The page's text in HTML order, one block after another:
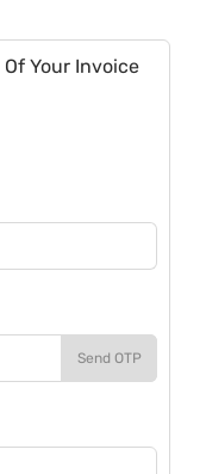
Of Your Invoice
Send OTP